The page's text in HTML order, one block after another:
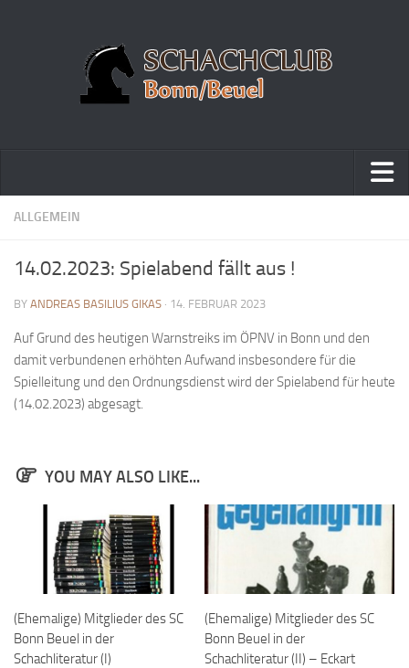
Home
Vereinsmeisterschaft
Vereinspokalturnier
Vereinsschnellschachmeisterschaft
Blitzturnierserie
Schnellturnierserie
Mannschaften
1. Mannschaft
2. Mannschaft
3. Mannschaft
4. Mannschaft
ALLGEMEIN
14.02.2023: Spielabend fällt aus !
BY ANDREAS BASILIUS GIKAS · 14. FEBRUAR 2023
Auf Grund des heutigen Warnstreiks im ÖPNV in Bonn und den
damit verbundenen erhöhten Aufwand insbesondere für die
Spielleitung und den Ordnungsdienst wird der Spielabend für heute
(14.02.2023) abgesagt.
YOU MAY ALSO LIKE...
(Ehemalige) Mitglieder des SC
Bonn Beuel in der
Schachliteratur (I)
(Ehemalige) Mitglieder des SC
Bonn Beuel in der
Schachliteratur (II) – Eckart